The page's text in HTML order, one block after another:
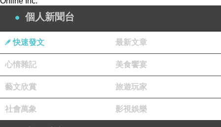
個人新聞台
快速發文 最新文章
心情雜記 美食饗宴
藝文欣賞 旅遊玩家
社會萬象 影視娛樂